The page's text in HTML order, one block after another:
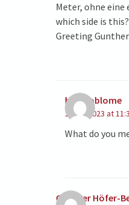
Meter, ohne eine
which side is this?
Greeting Gunther
heinpoblome
10/07/2023 at
What do you
Gunther Höfer-